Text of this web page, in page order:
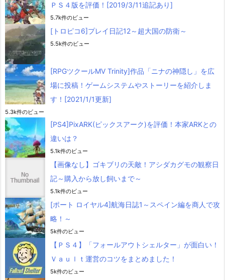
ＰＳ４版を評価！[2019/3/11追記あり]
5.7k件のビュー
[トロピコ6]プレイ日記12～超大国の防衛～
5.5k件のビュー
[RPGツクールMV Trinity]作品「ニナの神隠し」を広
場に投稿！ゲームシステムやストーリーを紹介しま
す！[2021/1/1更新]
5.3k件のビュー
[PS4]PixARK(ピックスアーク)を評価！本家ARKとの
違いは？
5.1k件のビュー
【画像なし】ゴキブリの天敵！アシダカグモの観察日
記～購入から放し飼いまで～
5.1k件のビュー
[ポート ロイヤル4]航海日誌1～スペイン編を商人で攻
略！～
5k件のビュー
【ＰＳ４】「フォールアウトシェルター」が面白い！
Ｖａｕｌｔ運営のコツをまとめました！
5k件のビュー